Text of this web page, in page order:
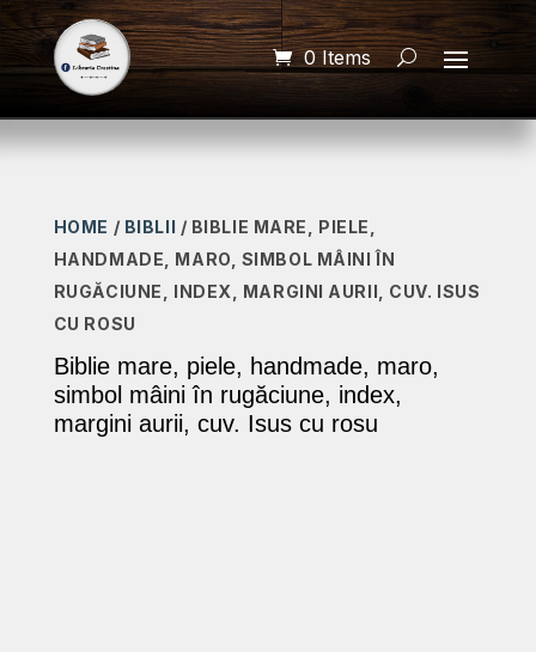
0 Items
HOME / BIBLII / BIBLIE MARE, PIELE,
HANDMADE, MARO, SIMBOL MÂINI ÎN
RUGĂCIUNE, INDEX, MARGINI AURII, CUV. ISUS
CU ROSU
Biblie mare, piele, handmade, maro,
simbol mâini în rugăciune, index,
margini aurii, cuv. Isus cu rosu